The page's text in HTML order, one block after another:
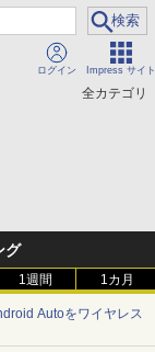
ログイン Impress サイト
全カテゴリ
グ
1週間 1カ月
Autoをワイヤレス